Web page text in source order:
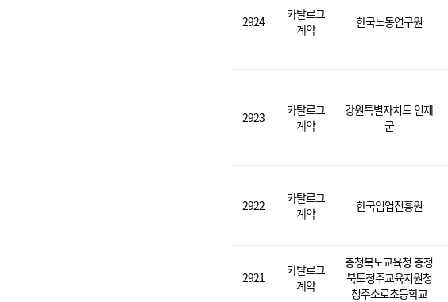
2924
카탈로그
계약
한국노동연구원
2923
카탈로그
계약
강원특별자치도 인제
군
2922
카탈로그
계약
한국임업진흥원
2921
카탈로그
계약
충청북도교육청 충청
북도청주교육지원청
청주소로초등학교